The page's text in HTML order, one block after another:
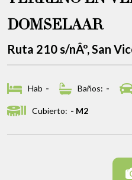
DOMSELAAR
Ruta 210 s/nÂº, San
Hab - Baños: -
Cubierto: - M2